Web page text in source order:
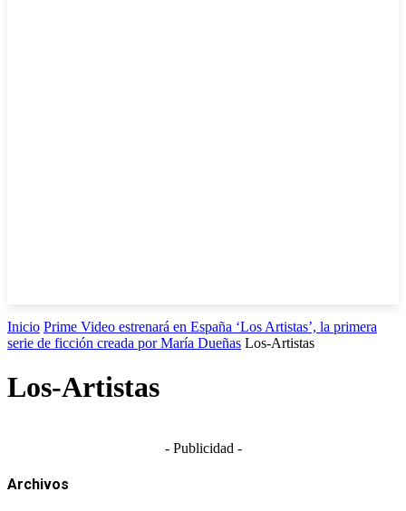
Inicio Prime Video estrenará en España ‘Los Artistas’, la primera
serie de ficción creada por María Dueñas Los-Artistas
Los-Artistas
- Publicidad -
Archivos